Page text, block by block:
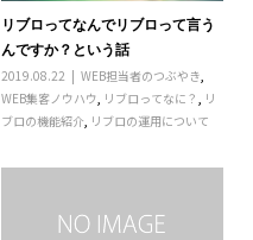
リブロってなんでリブロって言う
んですか？という話
2019.08.22 WEB担当者のつぶやき,
WEB集客ノウハウ, リブロってなに？, リ
ブロの機能紹介, リブロの運用について